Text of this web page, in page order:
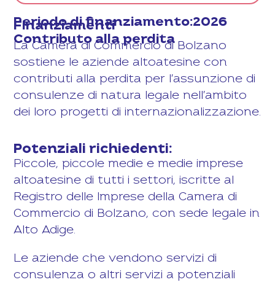
Periodo di finanziamento:2026
Finanziamenti
Contributo alla perdita
La Camera di Commercio di Bolzano
sostiene le aziende altoatesine con
contributi alla perdita per l'assunzione di
consulenze di natura legale nell'ambito
dei loro progetti di internazionalizzazione.
Potenziali richiedenti:
Piccole, piccole medie e medie imprese
altoatesine di tutti i settori, iscritte al
Registro delle Imprese della Camera di
Commercio di Bolzano, con sede legale in
Alto Adige.
Le aziende che vendono servizi di
consulenza o altri servizi a potenziali